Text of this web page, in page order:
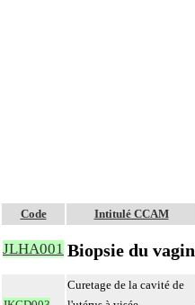
Code Intitulé CCAM
JLHA001 Biopsie du vagin
Curetage de la cavité de